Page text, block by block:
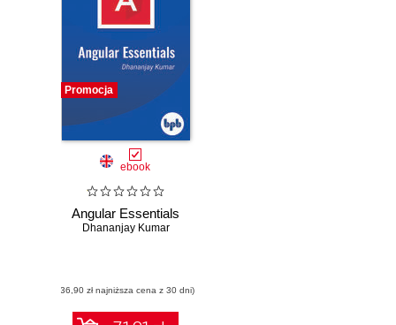
Promocja
ebook
Angular Essentials
Dhananjay Kumar
(36,90 zł najniższa cena z 30 dni)